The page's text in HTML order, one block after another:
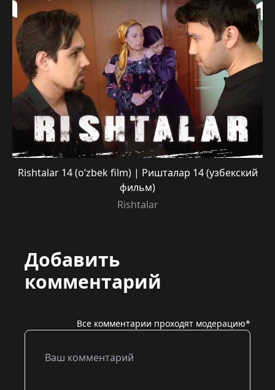
Rishtalar 14 (o’zbek film) | Ришталар 14 (узбекский
фильм)
Rishtalar
Добавить
комментарий
Все комментарии проходят модерацию*